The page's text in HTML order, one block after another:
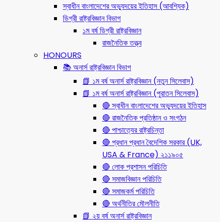
স্বাধীন বাংলাদেশের অভ্যুদয়ের ইতিহাস (আবশ্যিক)
ডিগ্রী রাষ্ট্রবিজ্ঞান বিভাগ
১ম বর্ষ ডিগ্রী রাষ্ট্রবিজ্ঞান
রাজনৈতিক তত্ত্ব
HONOURS
📚 অনার্স রাষ্ট্রবিজ্ঞান বিভাগ
📗 ১ম বর্ষ অনার্স রাষ্ট্রবিজ্ঞান (নতুন সিলেবাস)
📗 ১ম বর্ষ অনার্স রাষ্ট্রবিজ্ঞান (পুরাতন সিলেবাস)
🔴 স্বাধীন বাংলাদেশের অভ্যুদয়ের ইতিহাস
🔴 রাজনৈতিক প্রতিষ্ঠান ও সংগঠন
🔴 পাশ্চাত্যের রাষ্ট্রচিন্তা
🔴 প্রধান প্রধান বৈদেশিক সরকার (UK,
USA & France) ২১১৯০৫
🔴 লোক প্রশাসন পরিচিতি
🔴 সমাজবিজ্ঞান পরিচিতি
🔴 সমাজকর্ম পরিচিতি
🔴 অর্থনীতির মৌলনীতি
📗 ২য় বর্ষ অনার্স রাষ্ট্রবিজ্ঞান